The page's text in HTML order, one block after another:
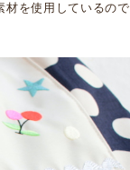
を使用しているの